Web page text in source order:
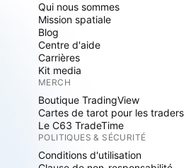
Qui nous sommes
Mission spatiale
Blog
Centre d'aide
Carrières
Kit media
MERCH
Boutique TradingView
Cartes de tarot pour les traders
Le C63 TradeTime
POLITIQUES & SÉCURITÉ
Conditions d'utilisation